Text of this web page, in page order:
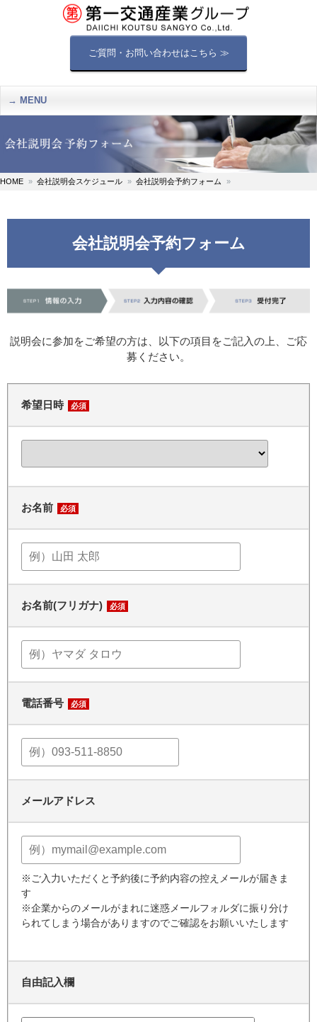
ご質問・お問い合わせはこちら ≫
MENU
HOME 会社説明会スケジュール 会社説明会予約フォーム
会社説明会予約フォーム
説明会に参加をご希望の方は、以下の項目をご記入の上、ご応
募ください。
希望日時 必須
お名前 必須
お名前(フリガナ) 必須
電話番号 必須
メールアドレス
※ご入力いただくと予約後に予約内容の控えメールが届きま
す
※企業からのメールがまれに迷惑メールフォルダに振り分け
られてしまう場合がありますのでご確認をお願いいたします
自由記入欄